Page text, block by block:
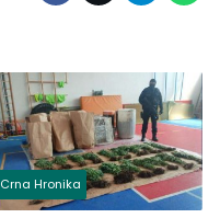
Crna Hronika